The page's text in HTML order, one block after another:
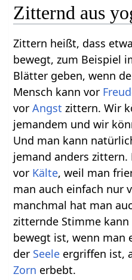
Zitternd aus
Zittern heißt, dass
bewegt, zum Beispiel
Blätter geben, wenn
Mensch kann vor
vorAngst zittern. Wir
jemandem und wir
Und man kann
jemand anders
vor Kälte, weil man
man auch einfach nur
manchmal hat man
zitternde Stimme
bewegt ist, wenn man
der Seele ergriffen ist,
Zorn erbebt.